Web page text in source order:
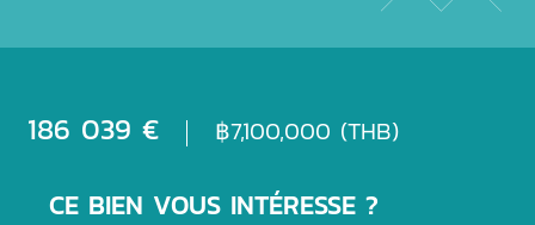
186 039 € ฿7,100,000 (THB)
CE BIEN VOUS INTÉRESSE ?